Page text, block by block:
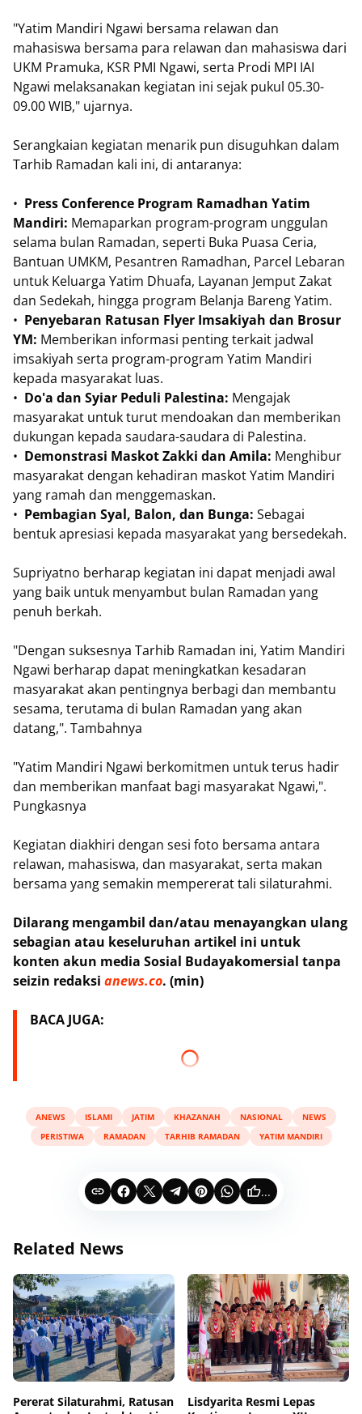
"Yatim Mandiri Ngawi bersama relawan dan
mahasiswa bersama para relawan dan mahasiswa dari
UKM Pramuka, KSR PMI Ngawi, serta Prodi MPI IAI
Ngawi melaksanakan kegiatan ini sejak pukul 05.30-
09.00 WIB," ujarnya.
Serangkaian kegiatan menarik pun disuguhkan dalam
Tarhib Ramadan kali ini, di antaranya:
• Press Conference Program Ramadhan Yatim
Mandiri: Memaparkan program-program unggulan
selama bulan Ramadan, seperti Buka Puasa Ceria,
Bantuan UMKM, Pesantren Ramadhan, Parcel Lebaran
untuk Keluarga Yatim Dhuafa, Layanan Jemput Zakat
dan Sedekah, hingga program Belanja Bareng Yatim.
• Penyebaran Ratusan Flyer Imsakiyah dan Brosur
YM: Memberikan informasi penting terkait jadwal
imsakiyah serta program-program Yatim Mandiri
kepada masyarakat luas.
• Do'a dan Syiar Peduli Palestina: Mengajak
masyarakat untuk turut mendoakan dan memberikan
dukungan kepada saudara-saudara di Palestina.
• Demonstrasi Maskot Zakki dan Amila: Menghibur
masyarakat dengan kehadiran maskot Yatim Mandiri
yang ramah dan menggemaskan.
• Pembagian Syal, Balon, dan Bunga: Sebagai
bentuk apresiasi kepada masyarakat yang bersedekah.
Supriyatno berharap kegiatan ini dapat menjadi awal
yang baik untuk menyambut bulan Ramadan yang
penuh berkah.
"Dengan suksesnya Tarhib Ramadan ini, Yatim Mandiri
Ngawi berharap dapat meningkatkan kesadaran
masyarakat akan pentingnya berbagi dan membantu
sesama, terutama di bulan Ramadan yang akan
datang,". Tambahnya
"Yatim Mandiri Ngawi berkomitmen untuk terus hadir
dan memberikan manfaat bagi masyarakat Ngawi,".
Pungkasnya
Kegiatan diakhiri dengan sesi foto bersama antara
relawan, mahasiswa, dan masyarakat, serta makan
bersama yang semakin mempererat tali silaturahmi.
Dilarang mengambil dan/atau menayangkan ulang
sebagian atau keseluruhan artikel ini untuk
konten akun media Sosial Budayakomersial tanpa
seizin redaksi anews.co. (min)
BACA JUGA:
ANEWS ISLAMI JATIM KHAZANAH NASIONAL
NEWS
PERISTIWA
RAMADAN TARHIB RAMADAN YATIM MANDIRI
...
Related News
Pererat Silaturahmi, Ratusan
Lisdyarita Resmi Lepas